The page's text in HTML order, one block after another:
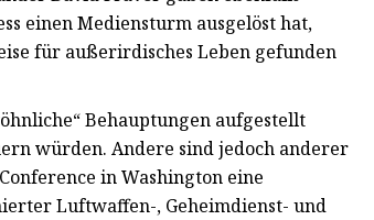
einen Mediensturm ausgelöst hat,
für außerirdisches Leben gefunden
Behauptungen aufgestellt
würden. Andere sind jedoch anderer
in Washington eine
Luftwaffen-, Geheimdienst- und